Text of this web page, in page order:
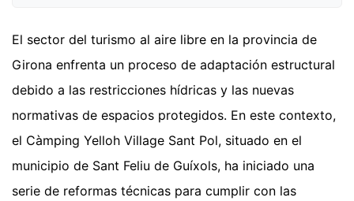
El sector del turismo al aire libre en la provincia de
Girona enfrenta un proceso de adaptación estructural
debido a las restricciones hídricas y las nuevas
normativas de espacios protegidos. En este contexto,
el Càmping Yelloh Village Sant Pol, situado en el
municipio de Sant Feliu de Guíxols, ha iniciado una
serie de reformas técnicas para cumplir con las